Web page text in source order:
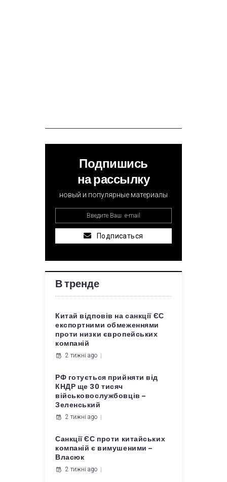
Подпишись
на рассылку
новый и популярные материалы
Подписаться
В тренде
Китай відповів на санкції ЄС
експортними обмеженнями
проти низки європейських
компаній
2 тижні ago
РФ готується прийняти від
КНДР ще 30 тисяч
військовослужбовців –
Зеленський
2 тижні ago
Санкції ЄС проти китайських
компаній є вимушеними –
Власюк
2 тижні ago